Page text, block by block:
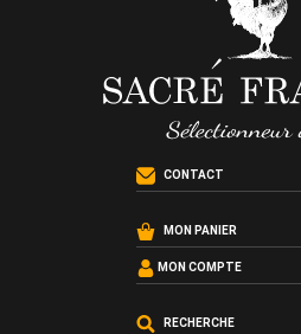
CONTACT
MON PANIER
MON COMPTE
RECHERCHE